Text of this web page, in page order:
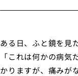
ある日、ふと鏡を見
「これは何かの病
かりますが、痛みが